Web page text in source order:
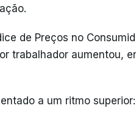
de Preços no
trabalhador aumentou,
a um ritmo